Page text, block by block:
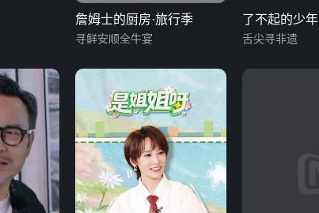
詹姆士的厨房·旅行季
寻鲜安顺全牛宴
了不起的少年
舌尖寻非遗